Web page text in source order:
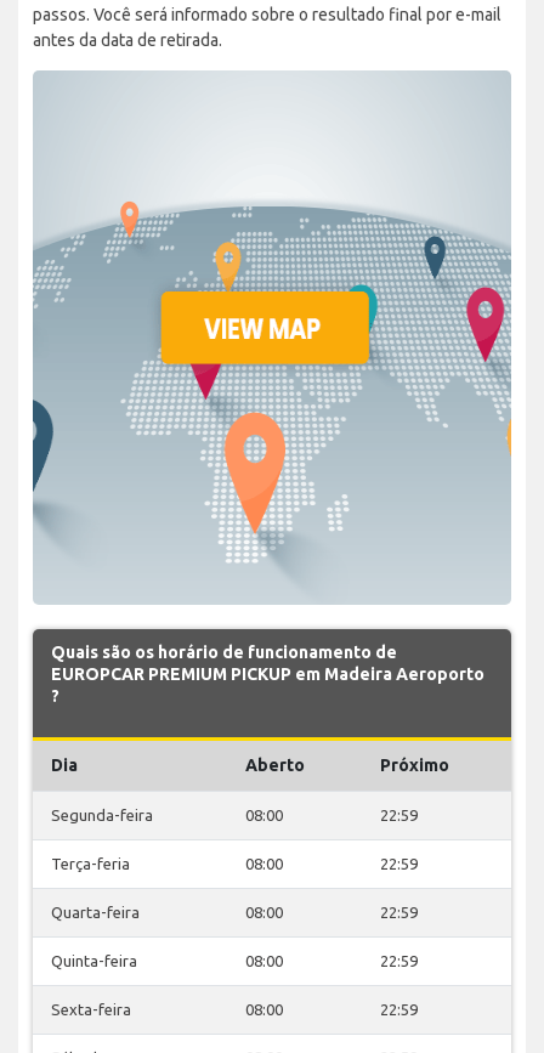
passos. Você será informado sobre o resultado final por e-mail
antes da data de retirada.
Quais são os horário de funcionamento de
EUROPCAR PREMIUM PICKUP em Madeira Aeroporto
?
Dia Aberto Próximo
Segunda-feira 08:00 22:59
Terça-feria 08:00 22:59
Quarta-feira 08:00 22:59
Quinta-feira 08:00 22:59
Sexta-feira 08:00 22:59